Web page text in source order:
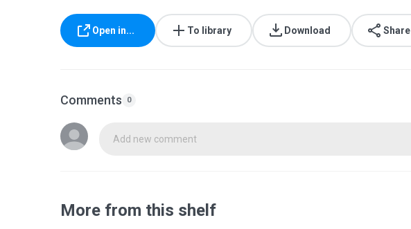
Open in... To library Download Share
Comments 0
Add new comment
More from this shelf